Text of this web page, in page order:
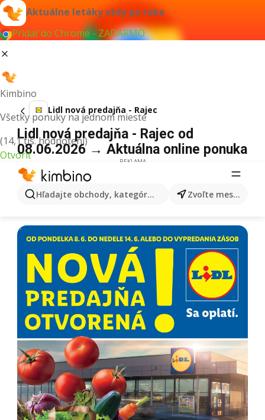
Aktuálne letáky vždy po ruke
Pridať do Chrome - ZADARMO
Kimbino
Všetky ponuky na jednom mieste
(14,1 tis. hodnotení)
Otvoriť
Hľadajte obchody, kategórie, produkty... Zvoľte mesto
Lidl nová predajňa - Rajec
Lidl nová predajňa - Rajec od
08.06.2026 → Aktuálna online ponuka
REKLAMA